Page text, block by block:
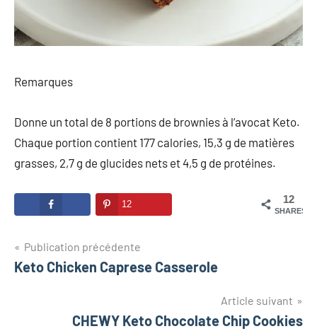
Remarques
Donne un total de 8 portions de brownies à l’avocat Keto.
Chaque portion contient 177 calories, 15,3 g de matières
grasses, 2,7 g de glucides nets et 4,5 g de protéines.
12
SHARES
12
Navigation
de
Publication précédente
Keto Chicken Caprese Casserole
Article suivant
CHEWY Keto Chocolate Chip Cookies